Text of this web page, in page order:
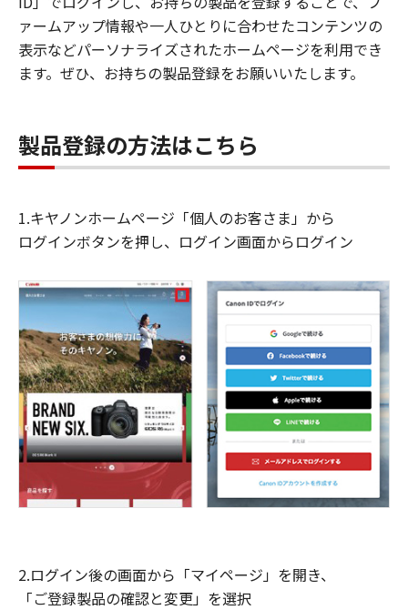
ァームアップ情報や一人ひとりに合わせたコンテンツの
表示などパーソナライズされたホームページを利用でき
ます。ぜひ、お持ちの製品登録をお願いいたします。
製品登録の方法はこちら
1.キヤノンホームページ「個人のお客さま」から
ログインボタンを押し、ログイン画面からログイン
2.ログイン後の画面から「マイページ」を開き、
「ご登録製品の確認と変更」を選択